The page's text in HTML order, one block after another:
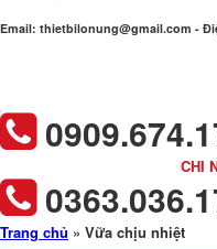
Email: thietbilonung@gmail.com -
CHI
Trang chủ » Vữa chịu nhiệt